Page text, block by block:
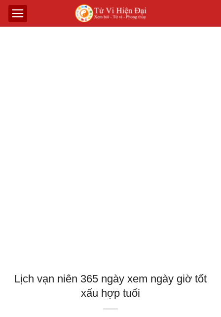
Lịch vạn niên 365 ngày xem ngày giờ tốt
xấu hợp tuổi